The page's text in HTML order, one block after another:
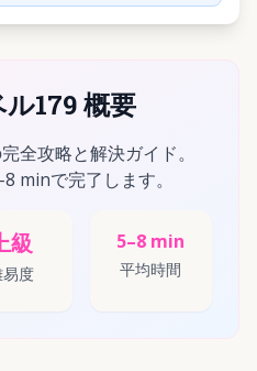
179 概要
全攻略と解決ガイド。
minで完了します。
級
度
5–8 min
平均時間